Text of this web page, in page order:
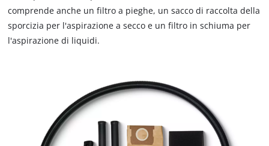
comprende anche un filtro a pieghe, un sacco di raccolta della
sporcizia per l'aspirazione a secco e un filtro in schiuma per
l'aspirazione di liquidi.